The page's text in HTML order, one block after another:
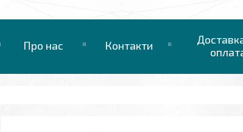
Про нас Контакти